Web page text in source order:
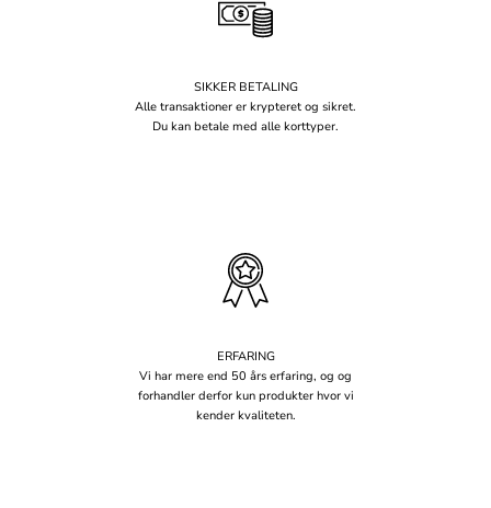
SIKKER BETALING
Alle transaktioner er krypteret og sikret.
Du kan betale med alle korttyper.
ERFARING
Vi har mere end 50 års erfaring, og og
forhandler derfor kun produkter hvor vi
kender kvaliteten.